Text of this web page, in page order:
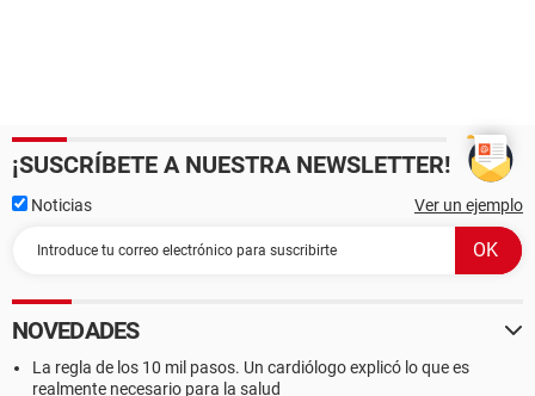
¡SUSCRÍBETE A NUESTRA NEWSLETTER!
Noticias Ver un ejemplo
NOVEDADES
La regla de los 10 mil pasos. Un cardiólogo explicó lo que es
realmente necesario para la salud